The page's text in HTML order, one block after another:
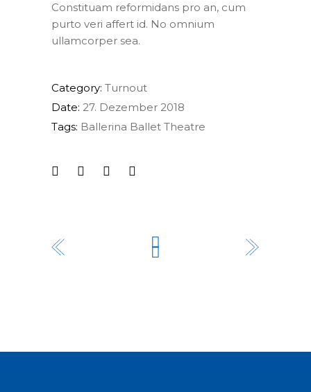
Constituam reformidans pro an, cum
purto veri affert id. No omnium
ullamcorper sea.
Category: Turnout
Date: 27. Dezember 2018
Tags: Ballerina Ballet Theatre